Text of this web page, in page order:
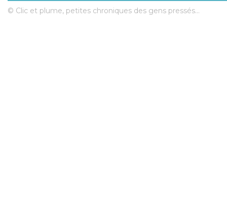
© Clic et plume, petites chroniques des gens pressés...